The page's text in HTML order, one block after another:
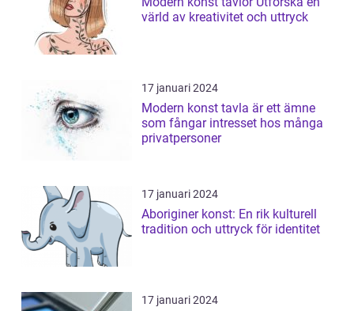
värld av kreativitet och uttryck
17 januari 2024
Modern konst tavla är ett ämne
som fångar intresset hos många
privatpersoner
17 januari 2024
Aboriginer konst: En rik kulturell
tradition och uttryck för identitet
17 januari 2024